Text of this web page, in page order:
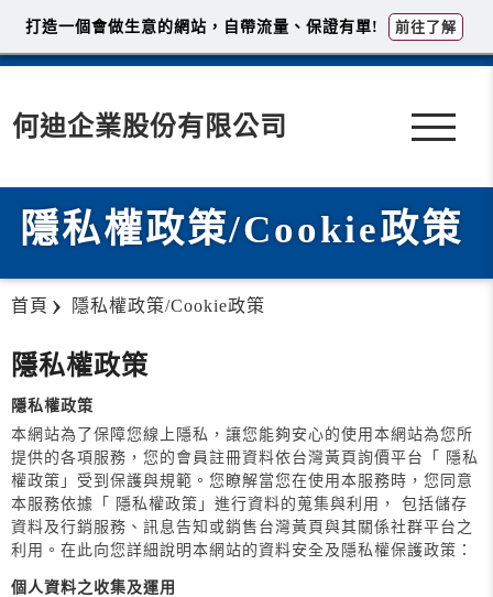
何迪企業股份有限公司
隱私權政策/Cookie政策
首頁 隱私權政策/Cookie政策
隱私權政策
隱私權政策
本網站為了保障您線上隱私，讓您能夠安心的使用本網站為您所
提供的各項服務，您的會員註冊資料依台灣黃頁詢價平台「 隱私
權政策」受到保護與規範。您瞭解當您在使用本服務時，您同意
本服務依據「 隱私權政策」進行資料的蒐集與利用， 包括儲存
資料及行銷服務、訊息告知或銷售台灣黃頁與其關係社群平台之
利用。在此向您詳細說明本網站的資料安全及隱私權保護政策：
個人資料之收集及運用
打造一個會做生意的網站，自帶流量、保證有單! 前往了解